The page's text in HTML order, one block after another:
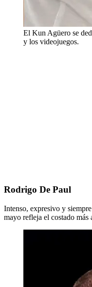
El Kun Agüero se
y los videojuegos.
Rodrigo De Paul
Intenso, expresivo y
mayo refleja el costado